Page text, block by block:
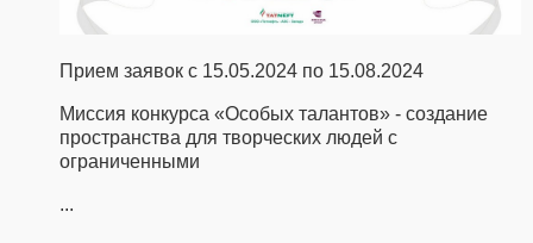
Прием заявок с 15.05.2024 по 15.08.2024
Миссия конкурса «Особых талантов» - создание
пространства для творческих людей с
ограниченными
...